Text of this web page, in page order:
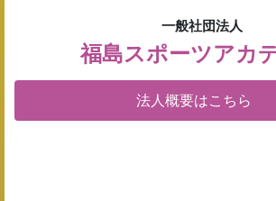
一般社団法人
福島スポーツアカ
法人概要はこちら